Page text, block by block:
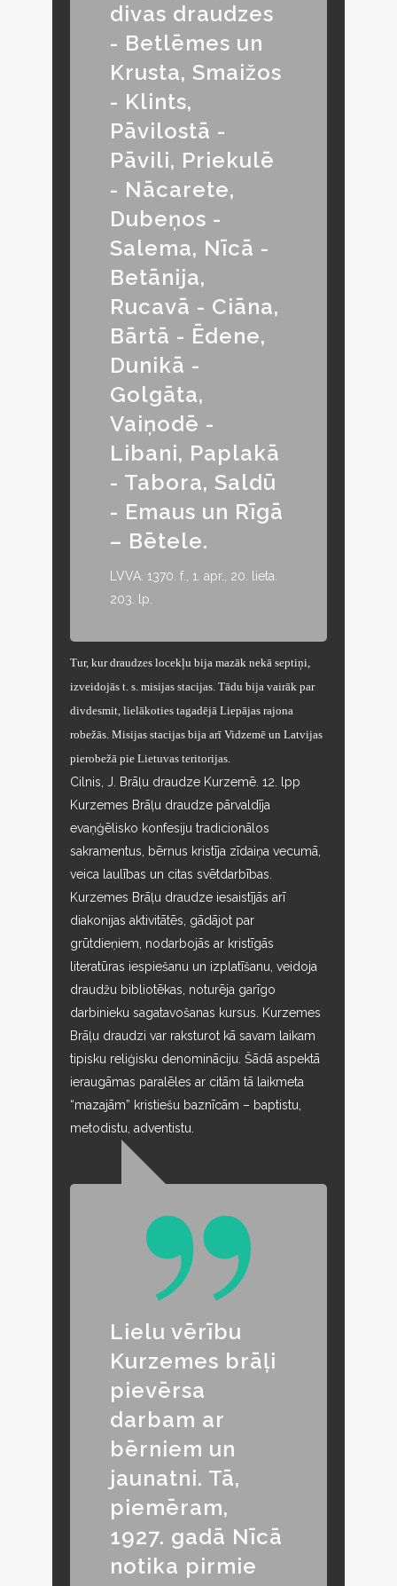
divas draudzes
- Betlēmes un
Krusta, Smaižos
- Klints,
Pāvilostā -
Pāvili, Priekulē
- Nācarete,
Dubeņos -
Salema, Nīcā -
Betānija,
Rucavā - Ciāna,
Bārtā - Ēdene,
Dunikā -
Golgāta,
Vaiņodē -
Libani, Paplakā
- Tabora, Saldū
- Emaus un Rīgā
– Bētele.
LVVA. 1370. f., 1. apr., 20. lieta.
203. lp.
Tur, kur draudzes locekļu bija mazāk nekā septiņi,
izveidojās t. s. misijas stacijas. Tādu bija vairāk par
divdesmit, lielākoties tagadējā Liepājas rajona
robežās. Misijas stacijas bija arī Vidzemē un Latvijas
pierobežā pie Lietuvas teritorijas.
Cilnis, J. Brāļu draudze Kurzemē. 12. lpp
Kurzemes Brāļu draudze pārvaldīja
evaņģēlisko konfesiju tradicionālos
sakramentus, bērnus kristīja zīdaiņa vecumā,
veica laulības un citas svētdarbības.
Kurzemes Brāļu draudze iesaistījās arī
diakonijas aktivitātēs, gādājot par
grūtdieņiem, nodarbojās ar kristīgās
literatūras iespiešanu un izplatīšanu, veidoja
draudžu bibliotēkas, noturēja garīgo
darbinieku sagatavošanas kursus. Kurzemes
Brāļu draudzi var raksturot kā savam laikam
tipisku reliģisku denomināciju. Šādā aspektā
ieraugāmas paralēles ar citām tā laikmeta
“mazajām” kristiešu baznīcām – baptistu,
metodistu, adventistu.
Lielu vērību
Kurzemes brāļi
pievērsa
darbam ar
bērniem un
jaunatni. Tā,
piemēram,
1927. gadā Nīcā
notika pirmie